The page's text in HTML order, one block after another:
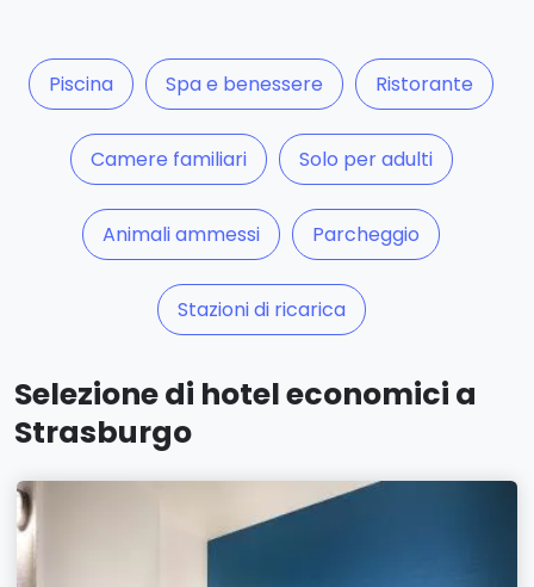
Piscina Spa e benessere Ristorante
Camere familiari Solo per adulti
Animali ammessi Parcheggio
Stazioni di ricarica
Selezione di hotel economici a
Strasburgo